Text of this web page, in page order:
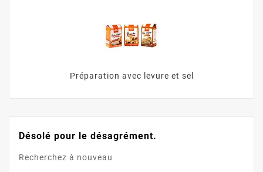
Préparation avec levure et sel
Désolé pour le désagrément.
Recherchez à nouveau